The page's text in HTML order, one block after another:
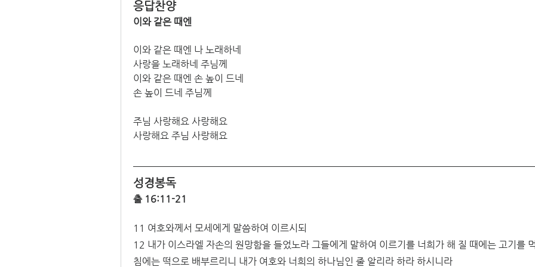
응답찬양
이와 같은 때엔
이와 같은 때엔 나 노래하네
사랑을 노래하네 주님께
이와 같은 때엔 손 높이 드네
손 높이 드네 주님께
주님 사랑해요 사랑해요
사랑해요 주님 사랑해요
성경봉독
출 16:11-21
11 여호와께서 모세에게 말씀하여 이르시되
12 내가 이스라엘 자손의 원망함을 들었노라 그들에게 말하여 이르기를 너희가 해 질 때에는 고기를
침에는 떡으로 배부르리니 내가 여호와 너희의 하나님인 줄 알리라 하라 하시니라